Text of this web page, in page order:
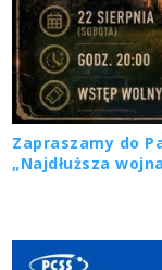
Zapraszamy do
„Najdłuższa